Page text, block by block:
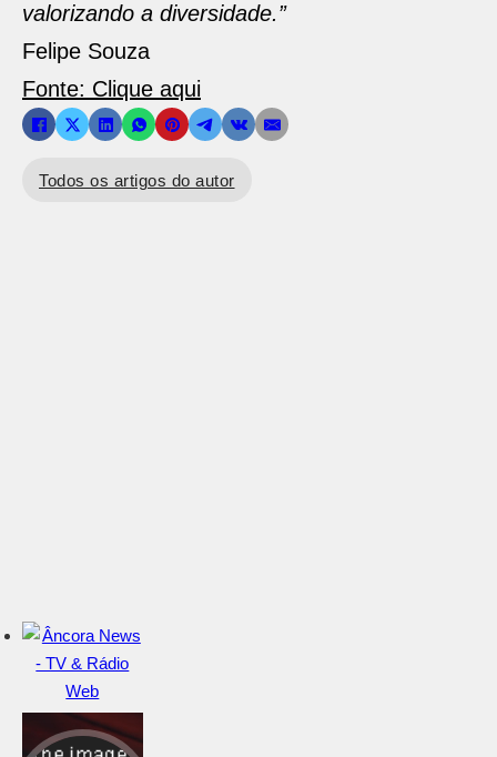
valorizando a diversidade.”
Felipe Souza
Fonte: Clique aqui
Todos os artigos do autor